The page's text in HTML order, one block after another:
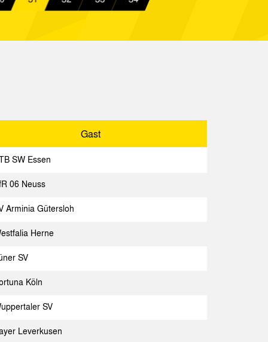
Gast
SW Essen
06 Neuss
Arminia Gütersloh
Herne
SV
Köln
SV
Leverkusen